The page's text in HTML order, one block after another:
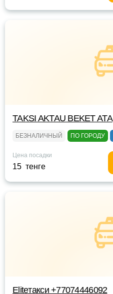
TAKSI AKTAU BEKET ATA
БЕЗНАЛИЧНЫЙ ПО ГОРОДУ
Цена посадки
15 тенге
Eliteтакси +77074446092